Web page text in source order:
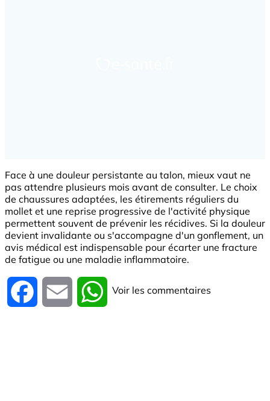
Face à une douleur persistante au talon, mieux vaut ne
pas attendre plusieurs mois avant de consulter. Le choix
de chaussures adaptées, les étirements réguliers du
mollet et une reprise progressive de l'activité physique
permettent souvent de prévenir les récidives. Si la douleur
devient invalidante ou s'accompagne d'un gonflement, un
avis médical est indispensable pour écarter une fracture
de fatigue ou une maladie inflammatoire.
Facebook Email WhatsApp
Voir les commentaires